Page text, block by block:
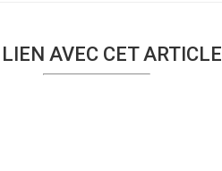
AVEC CET ARTICLE